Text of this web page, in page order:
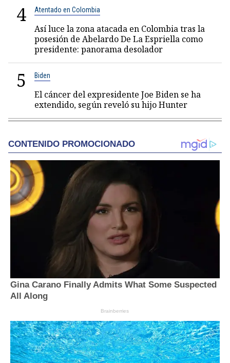
4 Atentado en Colombia
Así luce la zona atacada en Colombia tras la
posesión de Abelardo De La Espriella como
presidente: panorama desolador
5 Biden
El cáncer del expresidente Joe Biden se ha
extendido, según reveló su hijo Hunter